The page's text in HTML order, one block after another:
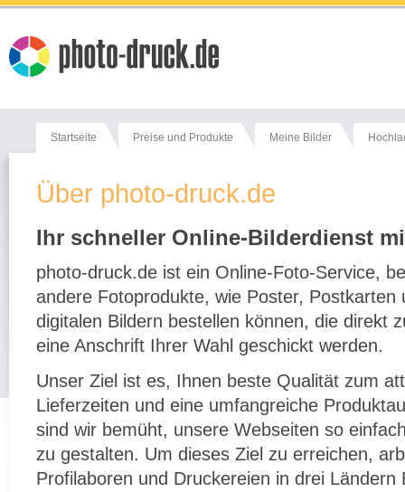
Startseite Preise und Produkte Meine Bilder
Über photo-druck.de
Ihr schneller Online-Bilderdienst
photo-druck.de ist ein Online-Foto-Service,
andere Fotoprodukte, wie Poster, Postkarten
digitalen Bildern bestellen können, die direkt
eine Anschrift Ihrer Wahl geschickt werden.
Unser Ziel ist es, Ihnen beste Qualität zum
Lieferzeiten und eine umfangreiche
sind wir bemüht, unsere Webseiten so
zu gestalten. Um dieses Ziel zu erreichen,
Profilaboren und Druckereien in drei